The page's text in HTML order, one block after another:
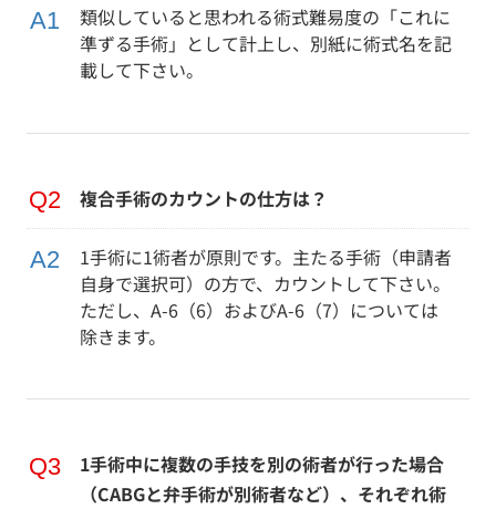
類似していると思われる術式難易度の「これに
準ずる手術」として計上し、別紙に術式名を記
載して下さい。
複合手術のカウントの仕方は？
1手術に1術者が原則です。主たる手術（申請者
自身で選択可）の方で、カウントして下さい。
ただし、A-6（6）およびA-6（7）については
除きます。
1手術中に複数の手技を別の術者が行った場合
（CABGと弁手術が別術者など）、それぞれ術